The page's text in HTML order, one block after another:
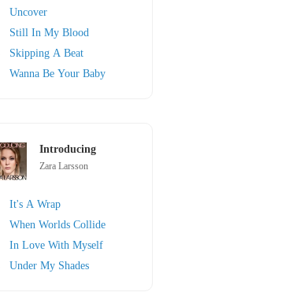
Uncover
Still In My Blood
Skipping A Beat
Wanna Be Your Baby
Introducing
Zara Larsson
It's A Wrap
When Worlds Collide
In Love With Myself
Under My Shades